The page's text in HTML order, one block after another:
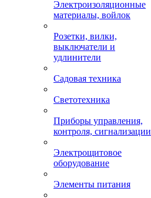
Электроизоляционные
материалы, войлок
Розетки, вилки,
выключатели и
удлинители
Садовая техника
Светотехника
Приборы управления,
контроля, сигнализации
Электрощитовое
оборудование
Элементы питания